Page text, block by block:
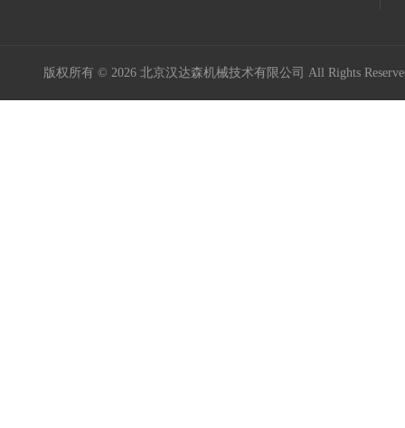
版权所有 © 2026 北京汉达森机械技术有限公司 All Rights